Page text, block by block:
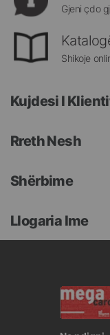
Gjeni çdo
Shikoje
Kujdesi I
Rreth Nesh
Shërbime
Llogaria Ime